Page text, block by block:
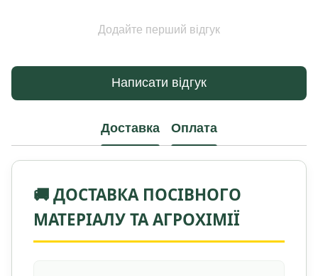
Додайте перший відгук
Написати відгук
Доставка Оплата
🚚 ДОСТАВКА ПОСІВНОГО
МАТЕРІАЛУ ТА АГРОХІМІЇ